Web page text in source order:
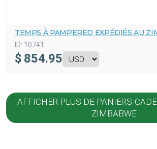
TEMPS À PAMPERED EXPÉDIÉS AU
ID: 10741
$ 854.95
AFFICHER PLUS DE PANIERS-
ZIMBABWE